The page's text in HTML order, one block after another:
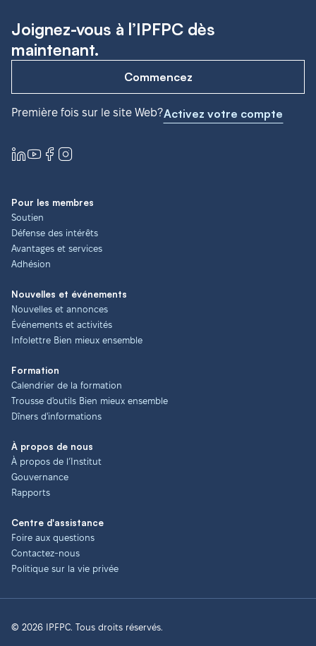
Joignez-vous à l’IPFPC dès
maintenant.
Commencez
Première fois sur le site Web?Activez votre compte
Pour les membres
Soutien
Défense des intérêts
Avantages et services
Adhésion
Nouvelles et événements
Nouvelles et annonces
Événements et activités
Infolettre Bien mieux ensemble
Formation
Calendrier de la formation
Trousse d'outils Bien mieux ensemble
Dîners d'informations
À propos de nous
À propos de l’Institut
Gouvernance
Rapports
Centre d'assistance
Foire aux questions
Contactez-nous
Politique sur la vie privée
© 2026 IPFPC. Tous droits réservés.